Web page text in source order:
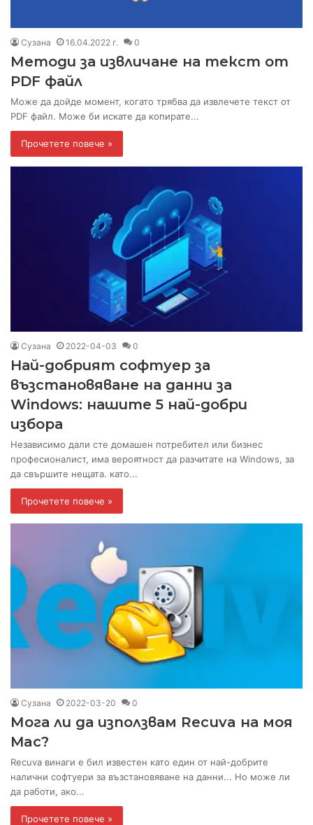
Сузана 16.04.2022 г. 0
Методи за извличане на текст от
PDF файл
Може да дойде момент, когато трябва да извлечете текст от
PDF файл. Може би искате да копирате...
Прочетете повече »
Сузана 2022-04-03 0
Най-добрият софтуер за
възстановяване на данни за
Windows: нашите 5 най-добри
избора
Независимо дали сте домашен потребител или бизнес
професионалист, има вероятност да разчитате на Windows, за
да свършите нещата. като...
Прочетете повече »
Сузана 2022-03-20 0
Мога ли да използвам Recuva на моя
Mac?
Recuva винаги е бил известен като един от най-добрите
налични софтуери за възстановяване на данни... Но може ли
да работи, ако...
Прочетете повече »